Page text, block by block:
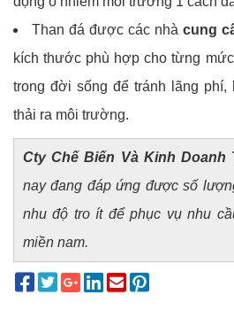
Than đá được các nhà cung
kích thước phù hợp cho từng
trong đời sống để tránh lãng
thải ra môi trường.
Cty Chế Biến Và Kinh Doanh
nay đang đáp ứng được số
nhu độ tro ít để phục vụ nhu
miền nam.